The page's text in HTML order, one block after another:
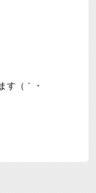
す（｀・